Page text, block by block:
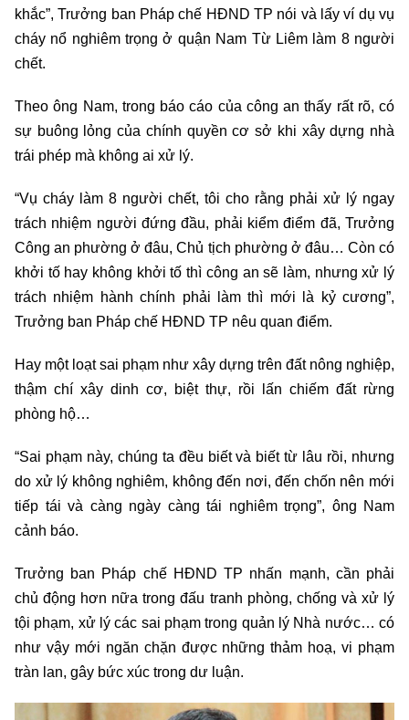
khắc”, Trưởng ban Pháp chế HĐND TP nói và lấy ví dụ vụ
cháy nổ nghiêm trọng ở quận Nam Từ Liêm làm 8 người
chết.
Theo ông Nam, trong báo cáo của công an thấy rất rõ, có
sự buông lỏng của chính quyền cơ sở khi xây dựng nhà
trái phép mà không ai xử lý.
“Vụ cháy làm 8 người chết, tôi cho rằng phải xử lý ngay
trách nhiệm người đứng đầu, phải kiểm điểm đã, Trưởng
Công an phường ở đâu, Chủ tịch phường ở đâu… Còn có
khởi tố hay không khởi tố thì công an sẽ làm, nhưng xử lý
trách nhiệm hành chính phải làm thì mới là kỷ cương”,
Trưởng ban Pháp chế HĐND TP nêu quan điểm.
Hay một loạt sai phạm như xây dựng trên đất nông nghiệp,
thậm chí xây dinh cơ, biệt thự, rồi lấn chiếm đất rừng
phòng hộ…
“Sai phạm này, chúng ta đều biết và biết từ lâu rồi, nhưng
do xử lý không nghiêm, không đến nơi, đến chốn nên mới
tiếp tái và càng ngày càng tái nghiêm trọng”, ông Nam
cảnh báo.
Trưởng ban Pháp chế HĐND TP nhấn mạnh, cần phải
chủ động hơn nữa trong đấu tranh phòng, chống và xử lý
tội phạm, xử lý các sai phạm trong quản lý Nhà nước… có
như vậy mới ngăn chặn được những thảm hoạ, vi phạm
tràn lan, gây bức xúc trong dư luận.